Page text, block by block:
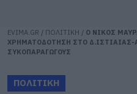
EVIMA.GR / ΠΟΛΙΤΙΚΗ / O ΝΙΚΟΣ
ΧΡΗΜΑΤΟΔΟΤΗΣΗ ΣΤΟ Δ.ΙΣΤΙΑΙΑΣ-
ΣΥΚΟΠΑΡΑΓΩΓΟΥΣ
ΠΟΛΙΤΙΚΗ